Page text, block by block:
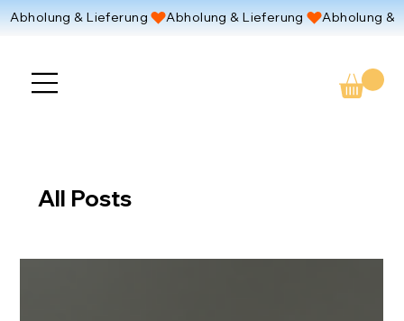
Abholung & Lieferung
All Posts